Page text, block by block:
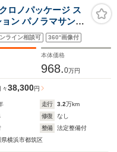
ノパッケージ ス
ン パノラマサンル
AW シートヒーター
ラウンドビューカ
ライン相談可 360°画像付
本体価格
968.0万円
々38,300円
走行 3.2万km
修復
なし
整備
法定整備付
県横浜市都筑区